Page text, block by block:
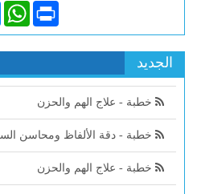
Print
الجديد
خطبة - علاج الهم والحزن
خطبة - دقة الألفاظ ومحاسن
خطبة - علاج الهم والحزن